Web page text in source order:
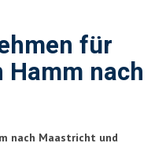
für
Hamm nach
nach Maastricht und